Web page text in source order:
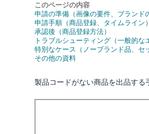
このページの内容
申請の準備（画像の要件、ブランド
申請手順（商品登録、タイムライン）
承認後（商品登録方法）
トラブルシューティング（一般的な
特別なケース（ノーブランド品、セ
その他の資料
製品コードがない商品を出品する